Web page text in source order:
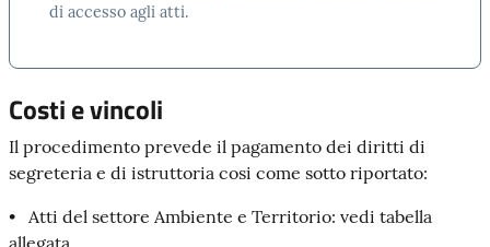
società. Deve specificare altresì se la documentazione
conforme o viene richiesta in sola visione.
Per individuare tale documentazione il modulo dovrà
essere compilato chiaramente in tutte le sue parti nel
modo più preciso possibile, per consentire di ridurre al
minimo i tempi di ricerca in archivio.
Elemento obbligatorio è quello della motivazione della
di accesso agli atti.
Costi e vincoli
Il procedimento prevede il pagamento dei diritti di
segreteria e di istruttoria cosi come sotto riportato:
• Atti del settore Ambiente e Territorio: vedi tabella
allegata